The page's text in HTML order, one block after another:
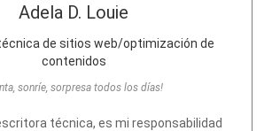
Adela D. Louie
de sitios web/optimización de
contenidos
sonríe, sorpresa todos los días!
técnica, es mi responsabilidad